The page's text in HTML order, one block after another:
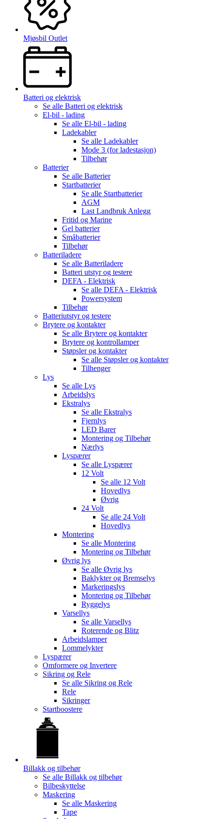
Mjøsbil Outlet
Batteri og elektrisk
Se alle Batteri og elektrisk
El-bil - lading
Se alle El-bil - lading
Ladekabler
Se alle Ladekabler
Mode 3 (for ladestasjon)
Tilbehør
Batterier
Se alle Batterier
Startbatterier
Se alle Startbatterier
AGM
Last Landbruk Anlegg
Fritid og Marine
Gel batterier
Småbatterier
Tilbehør
Batteriladere
Se alle Batteriladere
Batteri utstyr og testere
DEFA - Elektrisk
Se alle DEFA - Elektrisk
Powersystem
Tilbehør
Batteriutstyr og testere
Brytere og kontakter
Se alle Brytere og kontakter
Brytere og kontrollamper
Støpsler og kontakter
Se alle Støpsler og kontakter
Tilhenger
Lys
Se alle Lys
Arbeidslys
Ekstralys
Se alle Ekstralys
Fjernlys
LED Barer
Montering og Tilbehør
Nærlys
Lyspærer
Se alle Lyspærer
12 Volt
Se alle 12 Volt
Hovedlys
Øvrig
24 Volt
Se alle 24 Volt
Hovedlys
Montering
Se alle Montering
Montering og Tilbehør
Øvrig lys
Se alle Øvrig lys
Baklykter og Bremselys
Markeringslys
Montering og Tilbehør
Ryggelys
Varsellys
Se alle Varsellys
Roterende og Blitz
Arbeidslamper
Lommelykter
Lyspærer
Omformere og Invertere
Sikring og Rele
Se alle Sikring og Rele
Rele
Sikringer
Startboostere
Billakk og tilbehør
Se alle Billakk og tilbehør
Bilbeskyttelse
Maskering
Se alle Maskering
Tape